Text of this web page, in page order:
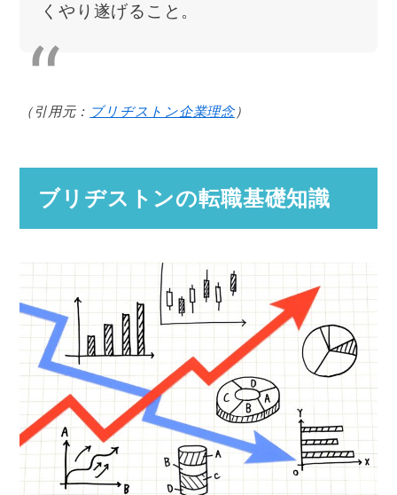
くやり遂げること。
（引用元： ブリヂストン企業理念）
ブリヂストンの転職基礎知識